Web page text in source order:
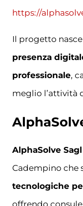
https://
Il progetto
presenza
professionale,
meglio l’attività
AlphaSolve Sagl
Cadempino che
tecnologiche